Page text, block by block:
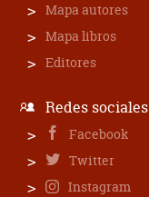
Mapa autores
Mapa libros
Editores
Redes sociales
Facebook
Twitter
Instagram